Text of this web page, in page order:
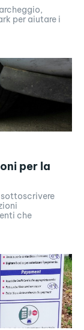
per aiutare i
per la
sottoscrivere
che